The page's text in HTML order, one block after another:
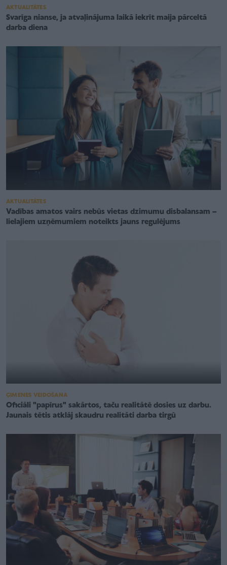
AKTUALITĀTES
Svarīga nianse, ja atvaļinājuma laikā iekrīt maija pārceltā
darba diena
AKTUALITĀTES
Vadības amatos vairs nebūs vietas dzimumu disbalansam –
lielajiem uzņēmumiem noteikts jauns regulējums
ĢIMENES VEIDOŠANA
Oficiāli "papīrus" sakārtos, taču realitātē dosies uz darbu.
Jaunais tētis atklāj skaudru realitāti darba tirgū